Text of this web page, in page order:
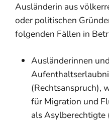
Ausländerin aus
oder politischen
folgenden Fällen in
Ausländerinnen
(Rechtsanspruch),
für Migration und
als